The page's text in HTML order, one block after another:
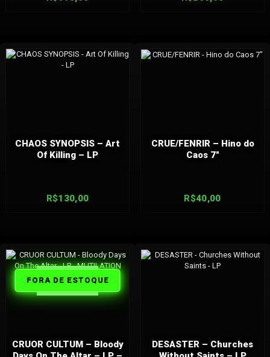
CHAOS SYNOPSIS – Art
Of Killing – LP
R$130,00
CRUE/FENRIR – Hino do
Caos 7″
R$40,00
ESTOQUE
FORA DE ESTOQUE
CRUOR CULTUM – Bloody
DESASTER – Churches